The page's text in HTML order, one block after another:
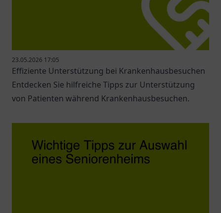
23.05.2026 17:05
Effiziente Unterstützung bei Krankenhausbesuchen
Entdecken Sie hilfreiche Tipps zur Unterstützung
von Patienten während Krankenhausbesuchen.